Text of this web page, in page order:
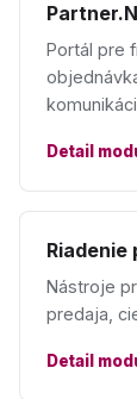
Portál pre
Detail
Nástroje
predaja,
Detail